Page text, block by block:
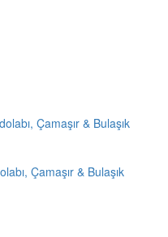
Çamaşır & Bulaşık
Çamaşır & Bulaşık